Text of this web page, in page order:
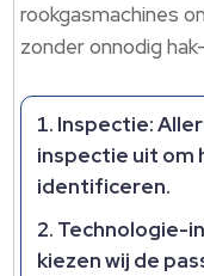
rookgasmachines
zonder onnodig
Inspectie:
inspectie uit
identificeren.
Technologie-
kiezen wij de